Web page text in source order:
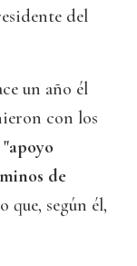
del
un año él
con los
"apoyo
de
que, según él,